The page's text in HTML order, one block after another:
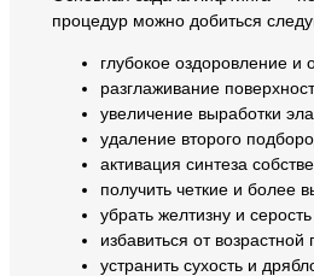
процедур можно добиться
глубокое оздоровление и
разглаживание
увеличение выработки
удаление второго
активация синтеза
получить четкие и
убрать желтизну и
избавиться от возрастной
устранить сухость и